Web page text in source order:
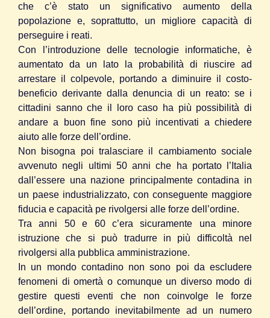
che c’è stato un significativo aumento della
popolazione e, soprattutto, un migliore capacità di
perseguire i reati.
Con l’introduzione delle tecnologie informatiche, è
aumentato da un lato la probabilità di riuscire ad
arrestare il colpevole, portando a diminuire il costo-
beneficio derivante dalla denuncia di un reato: se i
cittadini sanno che il loro caso ha più possibilità di
andare a buon fine sono più incentivati a chiedere
aiuto alle forze dell’ordine.
Non bisogna poi tralasciare il cambiamento sociale
avvenuto negli ultimi 50 anni che ha portato l’Italia
dall’essere una nazione principalmente contadina in
un paese industrializzato, con conseguente maggiore
fiducia e capacità pe rivolgersi alle forze dell’ordine.
Tra anni 50 e 60 c’era sicuramente una minore
istruzione che si può tradurre in più difficoltà nel
rivolgersi alla pubblica amministrazione.
In un mondo contadino non sono poi da escludere
fenomeni di omertà o comunque un diverso modo di
gestire questi eventi che non coinvolge le forze
dell’ordine, portando inevitabilmente ad un numero